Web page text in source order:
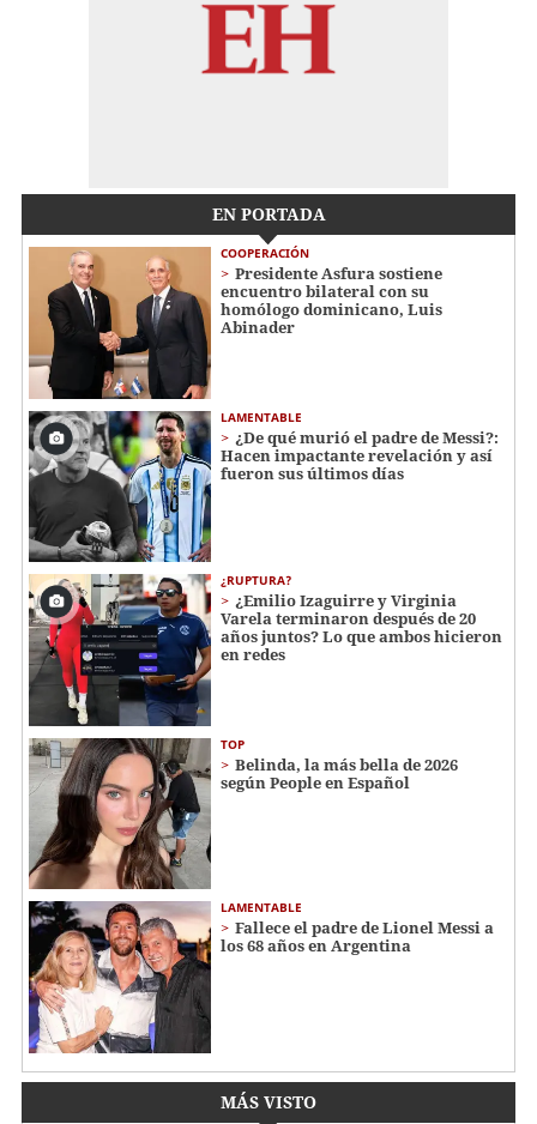
EN PORTADA
COOPERACIÓN
Presidente Asfura sostiene
encuentro bilateral con su
homólogo dominicano, Luis
Abinader
LAMENTABLE
¿De qué murió el padre de Messi?:
Hacen impactante revelación y así
fueron sus últimos días
¿RUPTURA?
¿Emilio Izaguirre y Virginia
Varela terminaron después de 20
años juntos? Lo que ambos hicieron
en redes
TOP
Belinda, la más bella de 2026
según People en Español
LAMENTABLE
Fallece el padre de Lionel Messi a
los 68 años en Argentina
MÁS VISTO